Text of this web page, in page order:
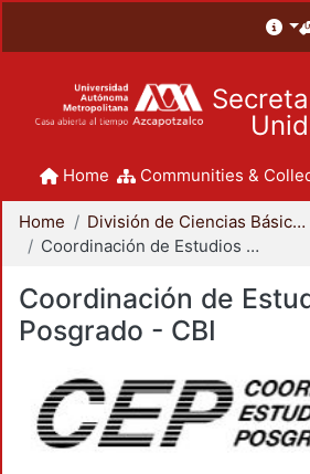
Home Communities &
Home
División de Ciencias Básicas e Ingeniería
Coordinación de Estudios de Posgrado - CBI
Coordinación de
Posgrado - CBI